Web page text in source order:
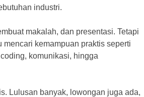
industri.
makalah, dan presentasi. Tetapi
kemampuan praktis seperti
komunikasi, hingga
Lulusan banyak, lowongan juga ada,